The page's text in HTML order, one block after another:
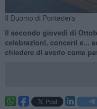
Il Duomo di Pontedera
Il secondo giovedì di
celebrazioni, concerti e...
chiedere di averlo come